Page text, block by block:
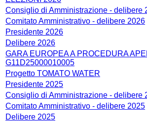
Consiglio di Amministrazione - delibere
Comitato Amministrativo - delibere 2026
Presidente 2026
Delibere 2026
GARA EUROPEA A PROCEDURA
G11D25000010005
Progetto TOMATO WATER
Presidente 2025
Consiglio di Amministrazione - delibere
Comitato Amministrativo - delibere 2025
Delibere 2025